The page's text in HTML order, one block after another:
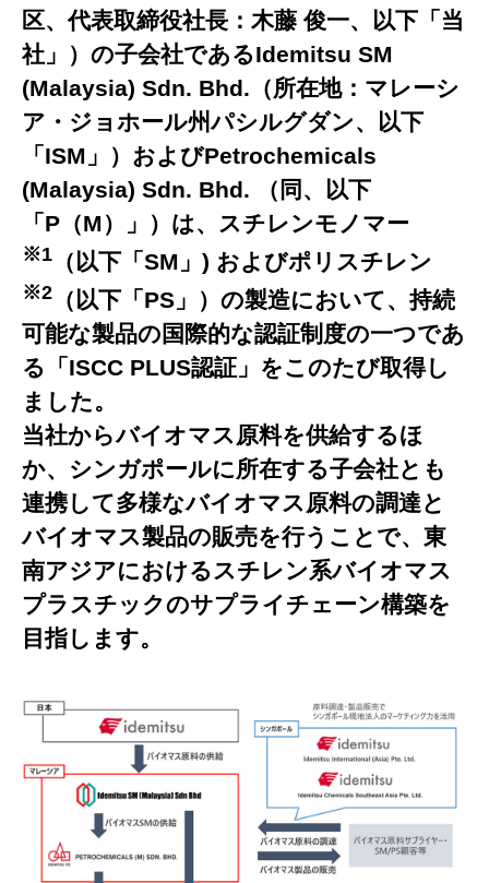
区、代表取締役社長：木藤 俊一、以下「当
社」）の子会社であるIdemitsu SM
(Malaysia) Sdn. Bhd.（所在地：マレーシ
ア・ジョホール州パシルグダン、以下
「ISM」）およびPetrochemicals
(Malaysia) Sdn. Bhd. （同、以下
「P（M）」）は、スチレンモノマー
※1 （以下「SM」) およびポリスチレン
※2 （以下「PS」）の製造において、持続
可能な製品の国際的な認証制度の一つであ
る「ISCC PLUS認証」をこのたび取得し
ました。
当社からバイオマス原料を供給するほ
か、シンガポールに所在する子会社とも
連携して多様なバイオマス原料の調達と
バイオマス製品の販売を行うことで、東
南アジアにおけるスチレン系バイオマス
プラスチックのサプライチェーン構築を
目指します。